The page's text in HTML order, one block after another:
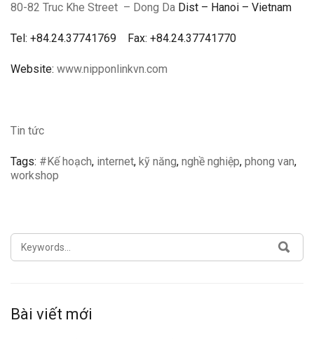
80-82 Truc Khe Street – Dong Da Dist – Hanoi – Vietnam
Tel: +84.24.37741769 Fax: +84.24.37741770
Website: www.nipponlinkvn.com
Tin tức
Tags: #Kế hoạch, internet, kỹ năng, nghề nghiệp, phong van,
workshop
SEARCH
FOR:
Bài viết mới